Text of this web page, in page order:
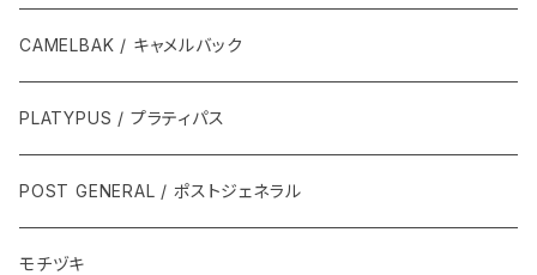
CAMELBAK / キャメルバック
PLATYPUS / プラティパス
POST GENERAL / ポストジェネラル
モチヅキ